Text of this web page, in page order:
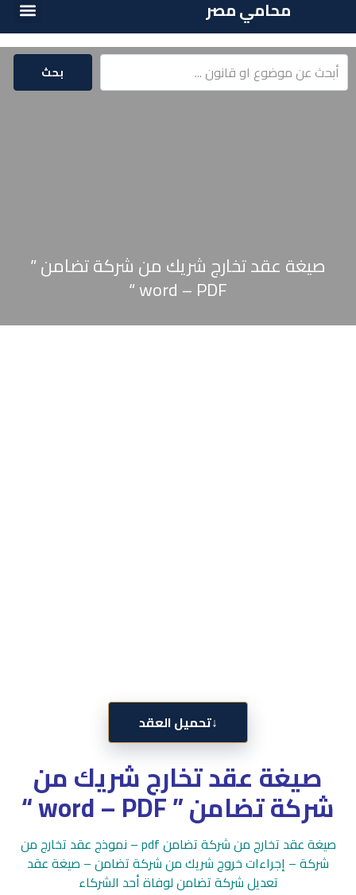
محامي مصر
بحث
صيغة عقد تخارج شريك من شركة تضامن ”
word – PDF “
↓تحميل العقد
صيغة عقد تخارج شريك من
شركة تضامن ” word – PDF “
صيغة عقد تخارج من شركة تضامن pdf – نموذج عقد تخارج من
شركة – إجراءات خروج شريك من شركة تضامن – صيغة عقد
تعديل شركة تضامن لوفاة أحد الشركاء